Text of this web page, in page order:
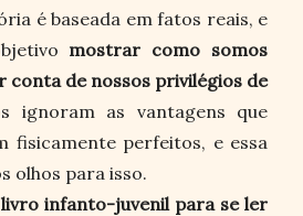
é baseada em fatos reais, e
mostrar como somos
conta de nossos privilégios de
ignoram as vantagens que
fisicamente perfeitos, e essa
olhos para isso.
infanto-juvenil para se ler